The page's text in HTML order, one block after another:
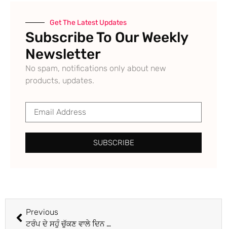
Get The Latest Updates
Subscribe To Our Weekly
Newsletter
No spam, notifications only about new
products, updates.
SUBSCRIBE
Previous
ਟਰੰਪ ਦੇ ਸਹੁੰ ਚੁੱਕਣ ਵਾਲੇ ਦਿਨ ਹੀ ਜਵਾਬੀ ਕਾਰਵਾਈ ਕਰੇਗਾ ਕੈਨੇਡਾ